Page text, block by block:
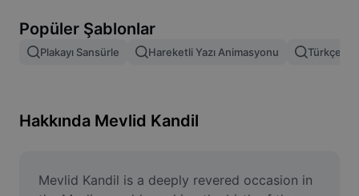
Resim birleştirme
Resmi Yeniden Boyutlandırma
Mizah Görseli Oluşturucu
Popüler Şablonlar
Plakayı Sansürle Hareketli Yazı Animasyonu Türkçe
Hakkında Mevlid Kandil
Mevlid Kandil is a deeply revered occasion in